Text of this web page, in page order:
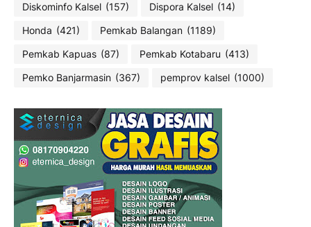
Diskominfo Kalsel (157) Dispora Kalsel (14)
Honda (421) Pemkab Balangan (1189)
Pemkab Kapuas (87) Pemkab Kotabaru (413)
Pemko Banjarmasin (367) pemprov kalsel (1000)